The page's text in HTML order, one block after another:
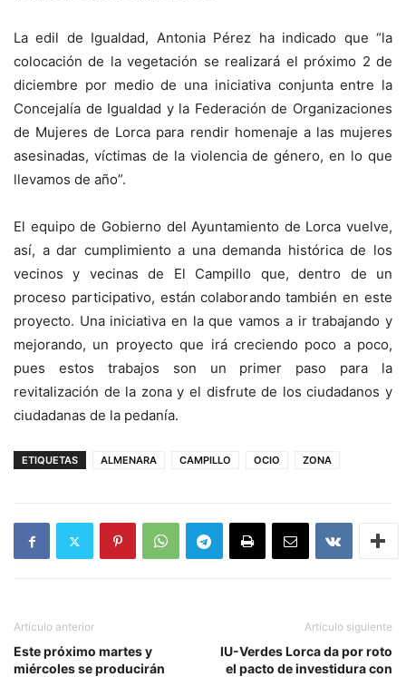
La edil de Igualdad, Antonia Pérez ha indicado que “la
colocación de la vegetación se realizará el próximo 2 de
diciembre por medio de una iniciativa conjunta entre la
Concejalía de Igualdad y la Federación de Organizaciones
de Mujeres de Lorca para rendir homenaje a las mujeres
asesinadas, víctimas de la violencia de género, en lo que
llevamos de año”.
El equipo de Gobierno del Ayuntamiento de Lorca vuelve,
así, a dar cumplimiento a una demanda histórica de los
vecinos y vecinas de El Campillo que, dentro de un
proceso participativo, están colaborando también en este
proyecto. Una iniciativa en la que vamos a ir trabajando y
mejorando, un proyecto que irá creciendo poco a poco,
pues estos trabajos son un primer paso para la
revitalización de la zona y el disfrute de los ciudadanos y
ciudadanas de la pedanía.
ETIQUETAS ALMENARA CAMPILLO OCIO ZONA
Artículo anterior
Este próximo martes y
miércoles se producirán
Artículo siguiente
IU-Verdes Lorca da por roto
el pacto de investidura con